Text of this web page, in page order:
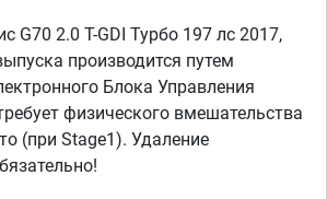
G70 2.0 T-GDI Турбо 197 лс 2017,
производится путем
Блока Управления
физического вмешательства
(при Stage1). Удаление